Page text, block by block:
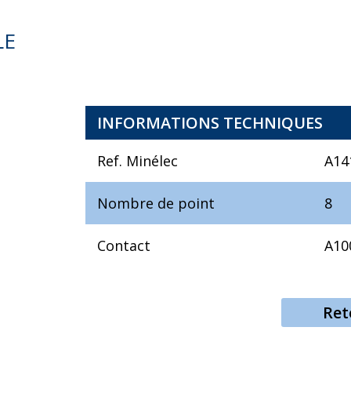
INFORMATIONS TECHNIQUES
Ref. Minélec
Nombre de point 8
Contact